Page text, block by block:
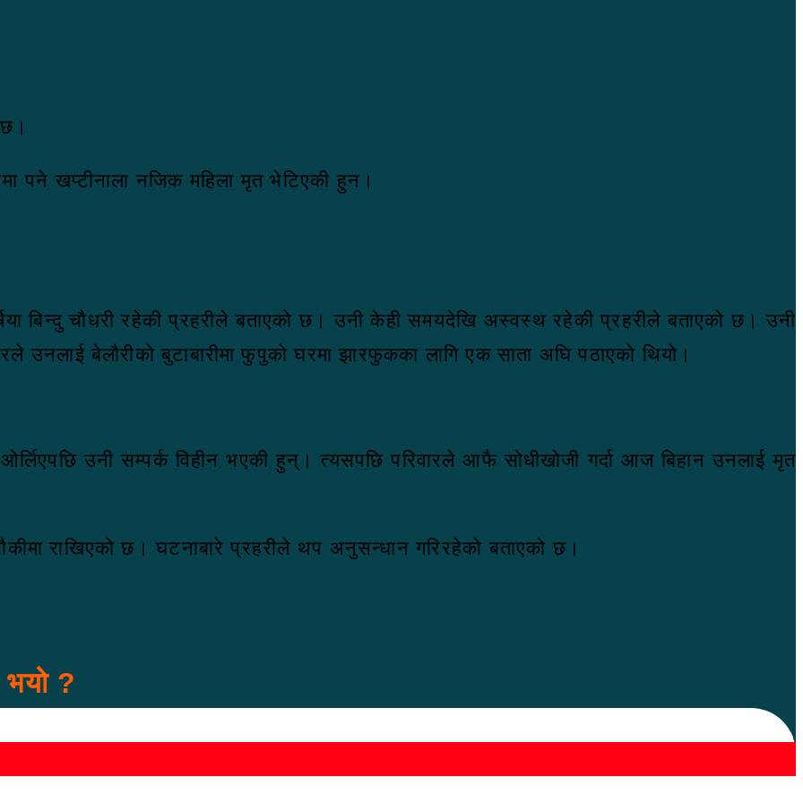
पने खप्टीनाला नजिक महिला मृत भेटिएकी हुन।
बिन्दु चौधरी रहेकी प्रहरीले बताएको छ। उनी केही समयदेखि अस्वस्थ रहेकी प्रहरीले बताएको छ। उनी
बेलौरीको बुटाबारीमा फुपुको घरमा झारफुकका लागि एक साता अघि पठाएको थियो।
ओर्लिएपछि उनी सम्पर्क विहीन भएकी हुन्। त्यसपछि परिवारले आफै सोधीखोजी गर्दा आज बिहान उनलाई मृत
राखिएको छ। घटनाबारे प्रहरीले थप अनुसन्धान गरिरहेको बताएको छ।
?